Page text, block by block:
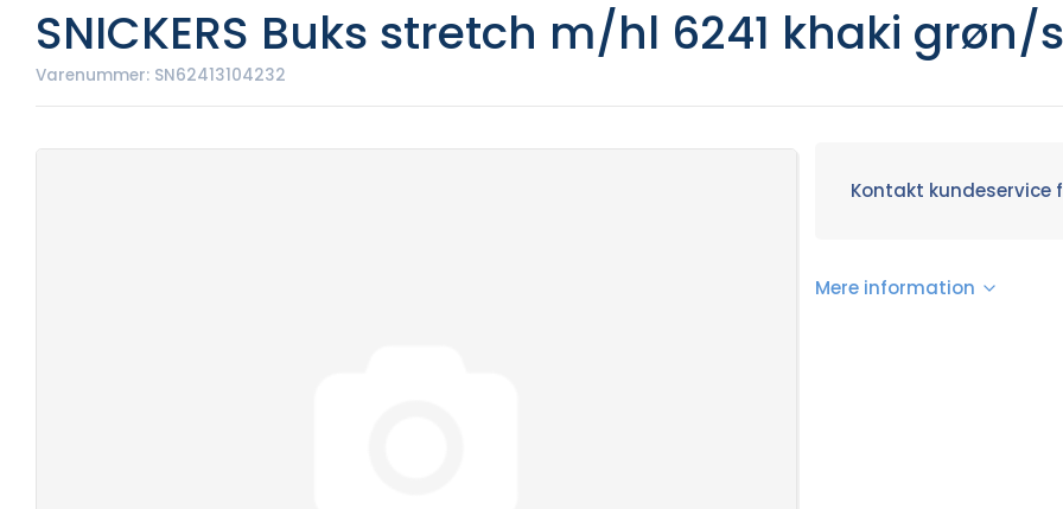
SNICKERS Buks stretch m/hl 6241 khaki grøn/
Varenummer: SN62413104232
Kontakt
Mere information